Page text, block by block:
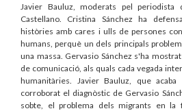
Javier Bauluz, moderats pel periodista
Castellano. Cristina Sánchez ha
històries amb cares i ulls de persones
humans, perquè un dels principals
una massa. Gervasio Sánchez s'ha
de comunicació, als quals cada vegada
humanitàries. Javier Bauluz, que
corroborat el diagnòstic de Gervasio
sobte, el problema dels migrants en la